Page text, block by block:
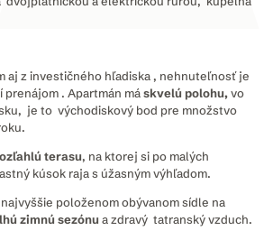
aj z investičného hľadiska , nehnuteľnosť je
. Apartmán máskvelú polohu, vo
je to východiskový bod pre množstvo
terasu, na ktorej si po malých
kúsok raja s úžasným výhľadom.
položenom obývanom sídle na
zimnú sezónu a zdravý tatranský vzduch.